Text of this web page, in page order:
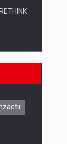
CLUJ, 9